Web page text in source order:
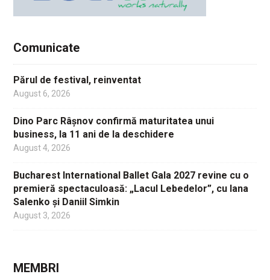
Comunicate
Părul de festival, reinventat
August 6, 2026
Dino Parc Râșnov confirmă maturitatea unui
business, la 11 ani de la deschidere
August 4, 2026
Bucharest International Ballet Gala 2027 revine cu o
premieră spectaculoasă: „Lacul Lebedelor”, cu Iana
Salenko și Daniil Simkin
August 3, 2026
MEMBRI